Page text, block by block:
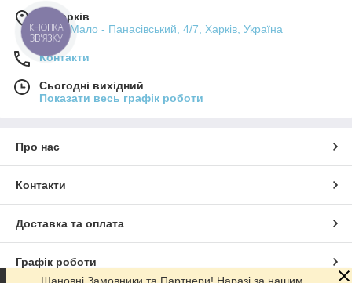
м. Харків
пров. Мало - Панасівський, 4/7, Харків, Україна
Контакти
Сьогодні вихідний
Показати весь графік роботи
Про нас
Контакти
Доставка та оплата
Графік роботи
КНОПКА
ЗВ'ЯЗКУ